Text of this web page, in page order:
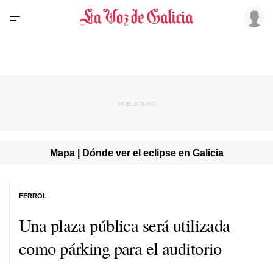
Mapa | Dónde ver el eclipse en Galicia
Una plaza pública será utilizada
como párking para el auditorio
FERROL